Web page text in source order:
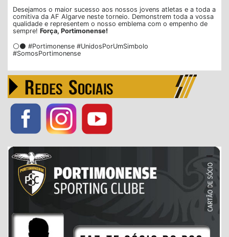
Desejamos o maior sucesso aos nossos jovens atletas e a toda a
comitiva da AF Algarve neste torneio. Demonstrem toda a vossa
qualidade e representem o nosso emblema com o empenho de
sempre! Força, Portimonense!
⚪⚫ #Portimonense #UnidosPorUmSimbolo
#SomosPortimonense